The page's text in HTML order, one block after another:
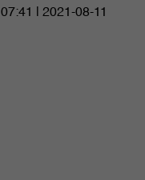
07:41 | 2021-08-11